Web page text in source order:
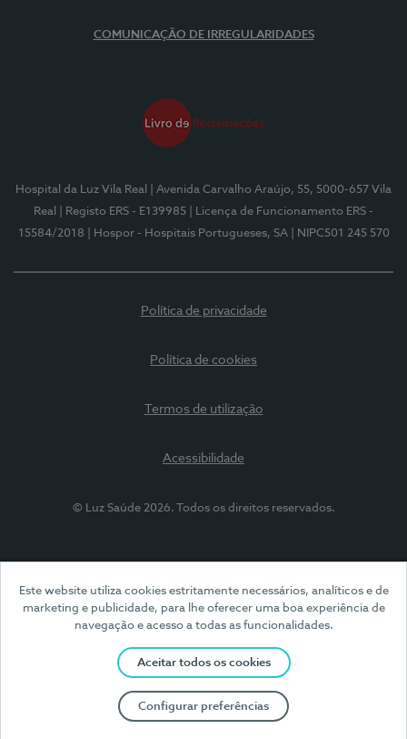
Este website utiliza cookies estritamente necessários, analíticos e de
marketing e publicidade, para lhe oferecer uma boa experiência de
navegação e acesso a todas as funcionalidades.
Aceitar todos os cookies
Configurar preferências
COMUNICAÇÃO DE IRREGULARIDADES
Hospital da Luz Vila Real
| Avenida Carvalho Araújo, 55, 5000-657 Vila
Real
| Registo ERS - E139985
| Licença de Funcionamento ERS -
15584/2018
| Hospor - Hospitais Portugueses, SA | NIPC501 245 570
Política de privacidade
Política de cookies
Termos de utilização
Acessibilidade
© Luz Saúde 2026. Todos os direitos reservados.